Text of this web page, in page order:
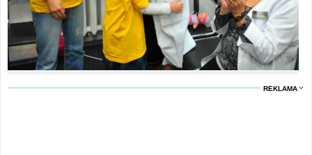
REKLAMA